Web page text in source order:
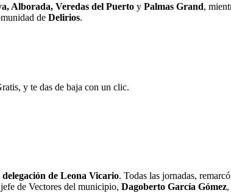
Alborada, Veredas del Puerto y Palmas Grand,
de Delirios.
y te das de baja con un clic.
delegación de Leona Vicario. Todas las jornadas,
de Vectores del municipio, Dagoberto García Gómez